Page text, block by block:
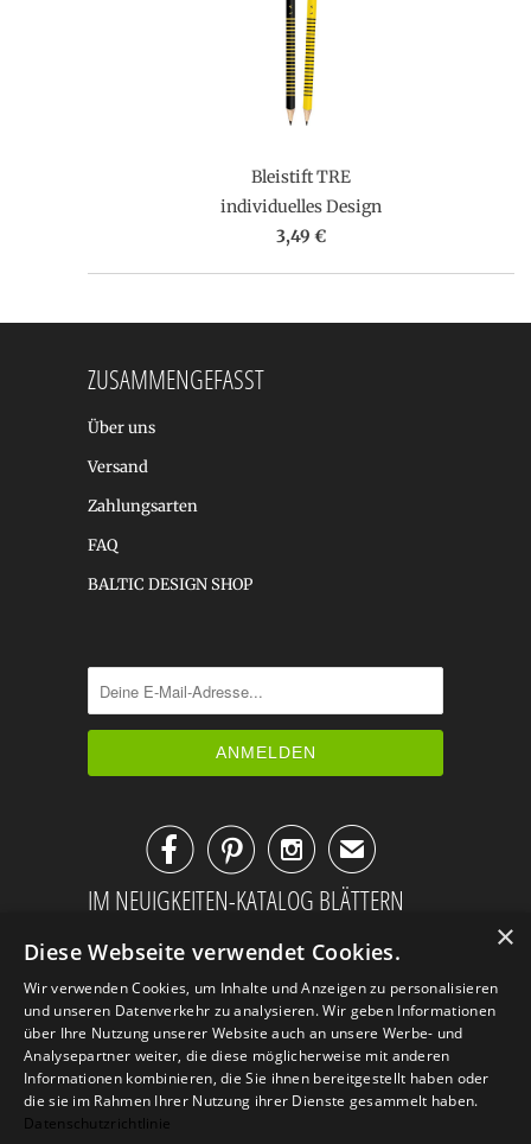
Bleistift TRE
individuelles Design
3,49 €
ZUSAMMENGEFASST
Über uns
Versand
Zahlungsarten
FAQ
BALTIC DESIGN SHOP
✉
IM NEUIGKEITEN-KATALOG BLÄTTERN
×
Diese Webseite verwendet Cookies.
Wir verwenden Cookies, um Inhalte und Anzeigen zu personalisieren
und unseren Datenverkehr zu analysieren. Wir geben Informationen
über Ihre Nutzung unserer Website auch an unsere Werbe- und
Analysepartner weiter, die diese möglicherweise mit anderen
Informationen kombinieren, die Sie ihnen bereitgestellt haben oder
die sie im Rahmen Ihrer Nutzung ihrer Dienste gesammelt haben.
Datenschutzrichtlinie